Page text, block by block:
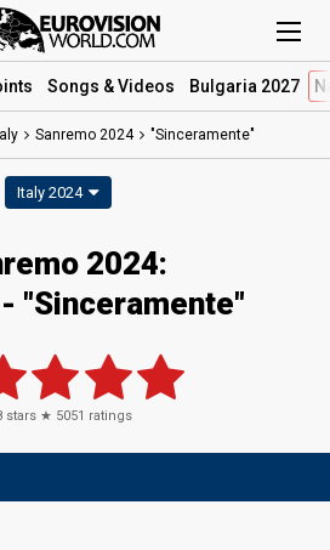
Songs & Videos Bulgaria 2027
Sanremo 2024 "Sinceramente"
Italy 2024
2024:
- "Sinceramente"
stars ★ 5051 ratings